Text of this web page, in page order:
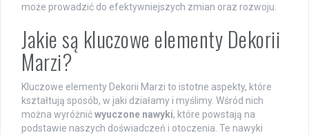
może prowadzić do efektywniejszych zmian oraz rozwoju.
Jakie są kluczowe elementy Dekorii
Marzi?
Kluczowe elementy Dekorii Marzi to istotne aspekty, które
kształtują sposób, w jaki działamy i myślimy. Wśród nich
można wyróżnićwyuczone nawyki, które powstają na
podstawie naszych doświadczeń i otoczenia. Te nawyki